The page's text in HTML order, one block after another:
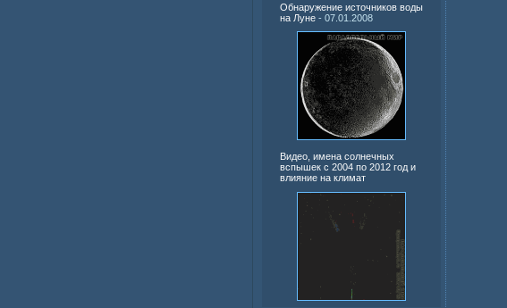
Обнаружение источников воды
на Луне - 07.01.2008
Видео, имена солнечных
вспышек с 2004 по 2012 год и
влияние на климат